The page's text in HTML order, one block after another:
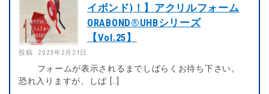
イボンド)！】アクリルフォーム
ORABOND®UHBシリーズ
【Vol.25】
投稿: 2023年2月21日
フォームが表示されるまでしばらくお待ち下さい。
恐れ入りますが、しば […]